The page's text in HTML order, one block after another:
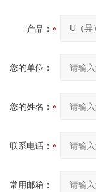
产品：
您的单位：
您的姓名：
联系电话：
常用邮箱：